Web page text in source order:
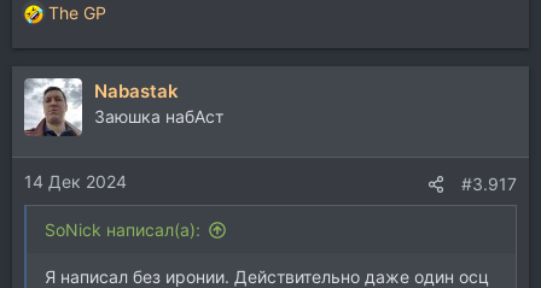
Р
е
а
к
ц
и
и
:
The GP
Nabastak
Заюшка набАст
14 Дек 2024 #3.917
SoNick написал(а):
Я написал без иронии. Действительно даже один осц